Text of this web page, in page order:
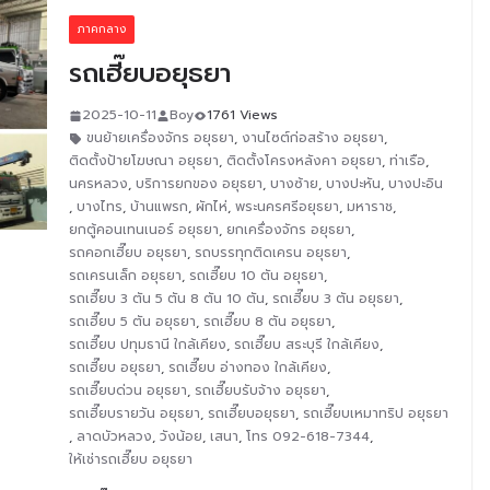
ภาคกลาง
รถเฮี๊ยบอยุธยา
2025-10-11 Boy
1761 Views
ขนย้ายเครื่องจักร อยุธยา, งานไซต์ก่อสร้าง อยุธยา,
ติดตั้งป้ายโฆษณา อยุธยา, ติดตั้งโครงหลังคา อยุธยา, ท่าเรือ,
นครหลวง, บริการยกของ อยุธยา, บางซ้าย, บางปะหัน, บางปะอิน
, บางไทร, บ้านแพรก, ผักไห่, พระนครศรีอยุธยา, มหาราช,
ยกตู้คอนเทนเนอร์ อยุธยา, ยกเครื่องจักร อยุธยา,
รถคอกเฮี๊ยบ อยุธยา, รถบรรทุกติดเครน อยุธยา,
รถเครนเล็ก อยุธยา, รถเฮี๊ยบ 10 ตัน อยุธยา,
รถเฮี๊ยบ 3 ตัน 5 ตัน 8 ตัน 10 ตัน, รถเฮี๊ยบ 3 ตัน อยุธยา,
รถเฮี๊ยบ 5 ตัน อยุธยา, รถเฮี๊ยบ 8 ตัน อยุธยา,
รถเฮี๊ยบ ปทุมธานี ใกล้เคียง, รถเฮี๊ยบ สระบุรี ใกล้เคียง,
รถเฮี๊ยบ อยุธยา, รถเฮี๊ยบ อ่างทอง ใกล้เคียง,
รถเฮี๊ยบด่วน อยุธยา, รถเฮี๊ยบรับจ้าง อยุธยา,
รถเฮี๊ยบรายวัน อยุธยา, รถเฮี๊ยบอยุธยา, รถเฮี๊ยบเหมาทริป อยุธยา
, ลาดบัวหลวง, วังน้อย, เสนา, โทร 092-618-7344,
ให้เช่ารถเฮี๊ยบ อยุธยา